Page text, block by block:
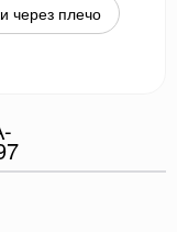
через плечо